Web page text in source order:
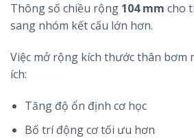
Thông số chiều rộng 104 mm cho
sang nhóm kết cấu lớn hơn.
Việc mở rộng kích thước thân bơm
ích:
Tăng độ ổn định cơ học
Bố trí động cơ tối ưu hơn